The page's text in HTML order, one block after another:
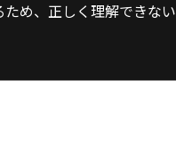
め、正しく理解できない